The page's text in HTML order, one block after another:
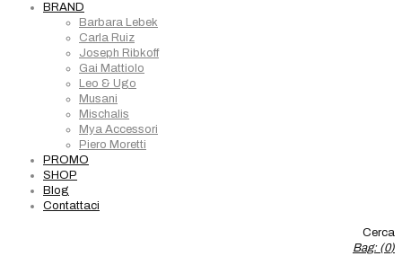
BRAND
Barbara Lebek
Carla Ruiz
Joseph Ribkoff
Gai Mattiolo
Leo & Ugo
Musani
Mischalis
Mya Accessori
Piero Moretti
PROMO
SHOP
Blog
Contattaci
Cerca
Bag: (0)